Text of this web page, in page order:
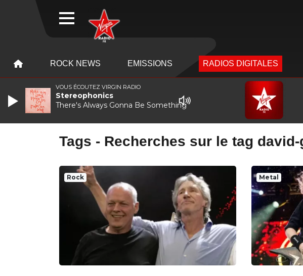
ROCK NEWS EMISSIONS RADIOS DIGITALES
Tags - Recherches sur le tag
Rock Metal
VOUS ÉCOUTEZ VIRGIN RADIO
Stereophonics
There's Always Gonna Be Something
WEBRADIO